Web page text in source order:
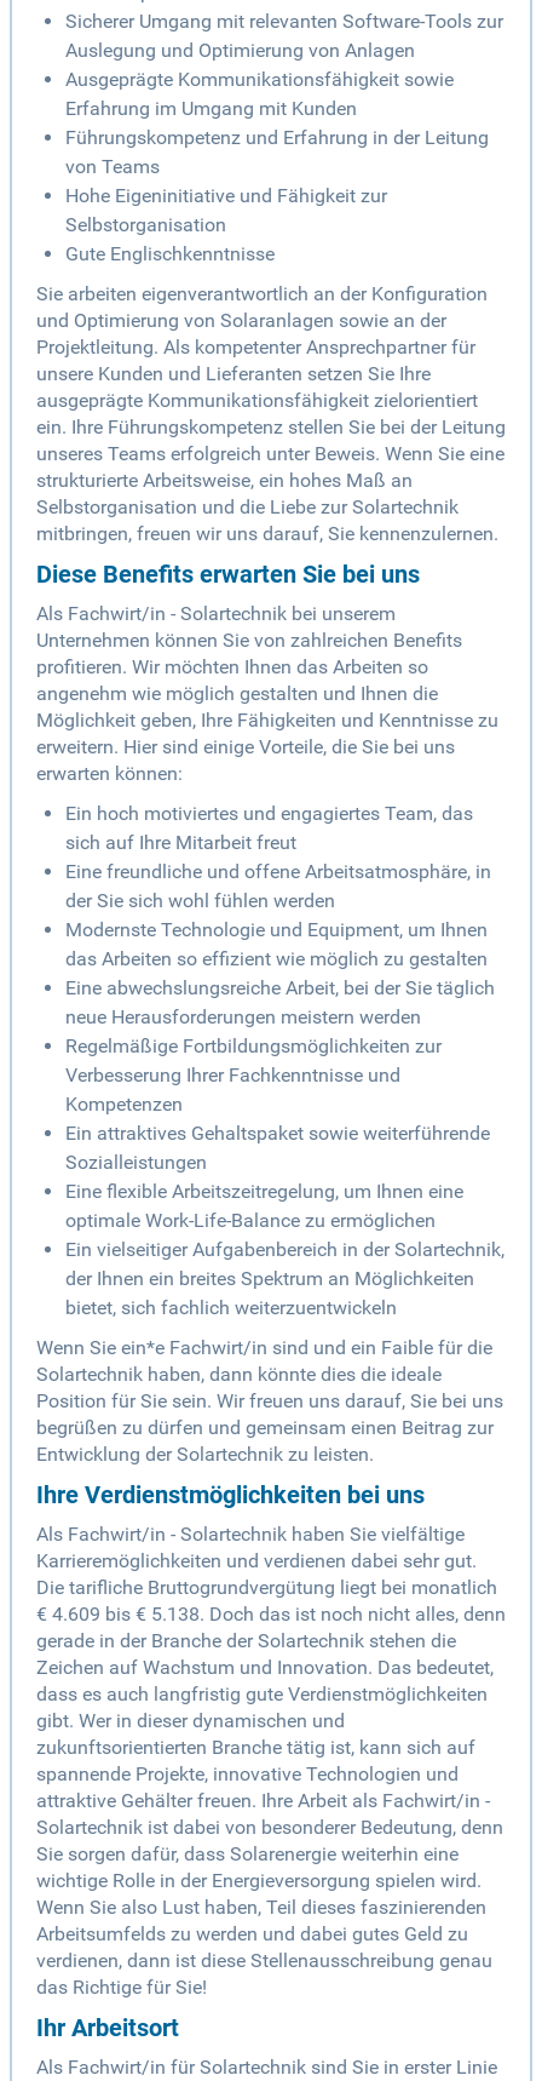
Sicherer Umgang mit relevanten Software-Tools zur
Auslegung und Optimierung von Anlagen
Ausgeprägte Kommunikationsfähigkeit sowie
Erfahrung im Umgang mit Kunden
Führungskompetenz und Erfahrung in der Leitung
von Teams
Hohe Eigeninitiative und Fähigkeit zur
Selbstorganisation
Gute Englischkenntnisse
Sie arbeiten eigenverantwortlich an der Konfiguration
und Optimierung von Solaranlagen sowie an der
Projektleitung. Als kompetenter Ansprechpartner für
unsere Kunden und Lieferanten setzen Sie Ihre
ausgeprägte Kommunikationsfähigkeit zielorientiert
ein. Ihre Führungskompetenz stellen Sie bei der Leitung
unseres Teams erfolgreich unter Beweis. Wenn Sie eine
strukturierte Arbeitsweise, ein hohes Maß an
Selbstorganisation und die Liebe zur Solartechnik
mitbringen, freuen wir uns darauf, Sie kennenzulernen.
Diese Benefits erwarten Sie bei uns
Als Fachwirt/in - Solartechnik bei unserem
Unternehmen können Sie von zahlreichen Benefits
profitieren. Wir möchten Ihnen das Arbeiten so
angenehm wie möglich gestalten und Ihnen die
Möglichkeit geben, Ihre Fähigkeiten und Kenntnisse zu
erweitern. Hier sind einige Vorteile, die Sie bei uns
erwarten können:
Ein hoch motiviertes und engagiertes Team, das
sich auf Ihre Mitarbeit freut
Eine freundliche und offene Arbeitsatmosphäre, in
der Sie sich wohl fühlen werden
Modernste Technologie und Equipment, um Ihnen
das Arbeiten so effizient wie möglich zu gestalten
Eine abwechslungsreiche Arbeit, bei der Sie täglich
neue Herausforderungen meistern werden
Regelmäßige Fortbildungsmöglichkeiten zur
Verbesserung Ihrer Fachkenntnisse und
Kompetenzen
Ein attraktives Gehaltspaket sowie weiterführende
Sozialleistungen
Eine flexible Arbeitszeitregelung, um Ihnen eine
optimale Work-Life-Balance zu ermöglichen
Ein vielseitiger Aufgabenbereich in der Solartechnik,
der Ihnen ein breites Spektrum an Möglichkeiten
bietet, sich fachlich weiterzuentwickeln
Wenn Sie ein*e Fachwirt/in sind und ein Faible für die
Solartechnik haben, dann könnte dies die ideale
Position für Sie sein. Wir freuen uns darauf, Sie bei uns
begrüßen zu dürfen und gemeinsam einen Beitrag zur
Entwicklung der Solartechnik zu leisten.
Ihre Verdienstmöglichkeiten bei uns
Als Fachwirt/in - Solartechnik haben Sie vielfältige
Karrieremöglichkeiten und verdienen dabei sehr gut.
Die tarifliche Bruttogrundvergütung liegt bei monatlich
€ 4.609 bis € 5.138. Doch das ist noch nicht alles, denn
gerade in der Branche der Solartechnik stehen die
Zeichen auf Wachstum und Innovation. Das bedeutet,
dass es auch langfristig gute Verdienstmöglichkeiten
gibt. Wer in dieser dynamischen und
zukunftsorientierten Branche tätig ist, kann sich auf
spannende Projekte, innovative Technologien und
attraktive Gehälter freuen. Ihre Arbeit als Fachwirt/in -
Solartechnik ist dabei von besonderer Bedeutung, denn
Sie sorgen dafür, dass Solarenergie weiterhin eine
wichtige Rolle in der Energieversorgung spielen wird.
Wenn Sie also Lust haben, Teil dieses faszinierenden
Arbeitsumfelds zu werden und dabei gutes Geld zu
verdienen, dann ist diese Stellenausschreibung genau
das Richtige für Sie!
Ihr Arbeitsort
Als Fachwirt/in für Solartechnik sind Sie in erster Linie